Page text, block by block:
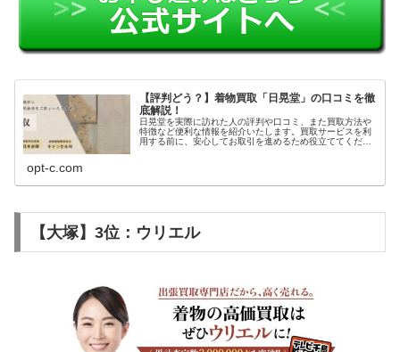
【評判どう？】着物買取「日晃堂」の口コミを徹
底解説！
日晃堂を実際に訪れた人の評判や口コミ、また買取方法や
特徴など便利な情報を紹介いたします。買取サービスを利
用する前に、安心してお取引を進めるため役立ててくださ
opt-c.com
【大塚】3位：ウリエル